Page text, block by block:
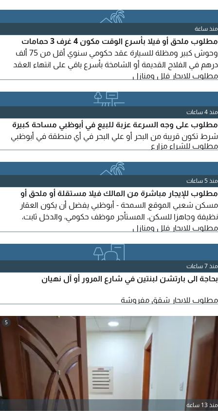
منذ ساعة
مطلوب ملحق أو فيلا بأسرع الوقت مكون 4 غرف 3 حمامات
وحوش كبير ومظلة للسيارة عقد حكومي سنوي أقل من 75 ألف
درهم في الفلاح القديمة أو الشامخة بأسرع باقي على انتهاء العقد
شهرين
مطلوب للايجار فلل ومنازل
منذ 4 ساعات
مطلوب على وجه السرعة عزبة للبيع في أبوظبي مساحة كبيرة
شرط تكون قريبة من البحر أو علي البحر في أي منطقة في أبوظبي
مطلوب للشراء مزارع
منذ 5 ساعات
مطلوب للإيجار مباشرة من المالك فيلا مستقلة أو ملحق أو
مسكن شعبي الموقع السمحة - أبوظبي يفضل أن يكون العقار
نظيفة وجاهزا للسكن. المستأجر موظف حكومي، والدخل ثابت،
والعقد طويل الأمد
مطلوب للايجار فلل ومنازل
منذ 7 ساعات
بحاجة الى بارتشن لبنتين في شارع المرور أو آل نهيان
مطلوب للايجار شقق مفروشة
5
منذ 13 ساعة